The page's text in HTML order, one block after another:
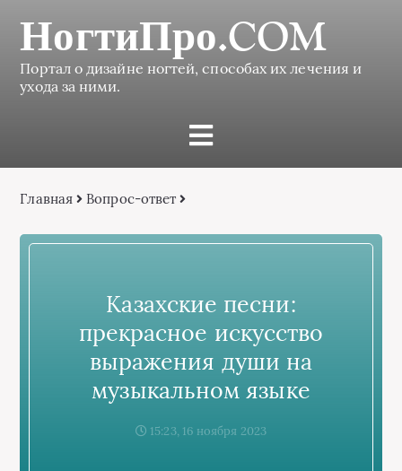
НогтиПро.COM
Портал о дизайне ногтей, способах их лечения и
ухода за ними.
Главная Вопрос-ответ
Казахские песни:
прекрасное искусство
выражения души на
музыкальном языке
15:23, 16 ноября 2023